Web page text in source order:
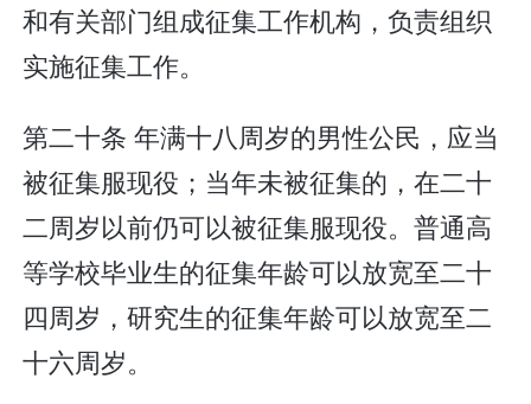
和有关部门组成征集工作机构，负责组织
实施征集工作。
第二十条 年满十八周岁的男性公民，应当
被征集服现役；当年未被征集的，在二十
二周岁以前仍可以被征集服现役。普通高
等学校毕业生的征集年龄可以放宽至二十
四周岁，研究生的征集年龄可以放宽至二
十六周岁。